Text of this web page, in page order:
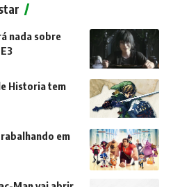
nada sobre
Historia tem
em